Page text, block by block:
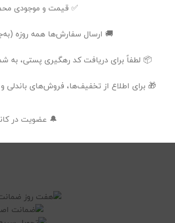
✅ قیمت و موجودی
🚚 ارسال سفارش‌ها همه روزه
📦 لطفاً برای دریافت کد رهگیری پستی، به شماره ۰۹۳۸۷۰۴۷۴۷۴ پیامک ارسال
🎁 برای اطلاع از تخفیف‌ها، فروش‌های باندلی
🔔 عضویت در
که دوباره دیدگاهی می‌نویسم.